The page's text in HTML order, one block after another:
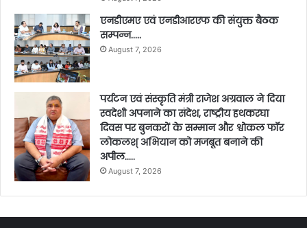
एनडीएमए एवं एनडीआरएफ की संयुक्त बैठक
सम्पन्न…..
August 7, 2026
पर्यटन एवं संस्कृति मंत्री राजेश अग्रवाल ने दिया
स्वदेशी अपनाने का संदेश, राष्ट्रीय हथकरघा
दिवस पर बुनकरों के सम्मान और श्वोकल फॉर
लोकलश् अभियान को मजबूत बनाने की
अपील…..
August 7, 2026